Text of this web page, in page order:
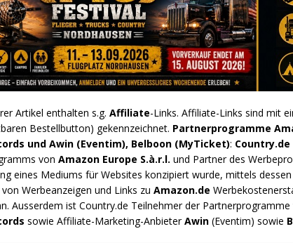
Artikel enthalten s.g. Affiliate-Links. Affiliate-Links sind mit
Bestellbutton) gekennzeichnet. Partnerprogramme
und Awin (Eventim), Belboon (MyTicket): Country.de
von Amazon Europe S.à.r.l. und Partner des
eines Mediums für Websites konzipiert wurde, mittels
Werbeanzeigen und Links zu Amazon.de
Ausserdem ist Country.de Teilnehmer der Partnerprogramme
sowie Affiliate-Marketing-AnbieterAwin (Eventim) sowie